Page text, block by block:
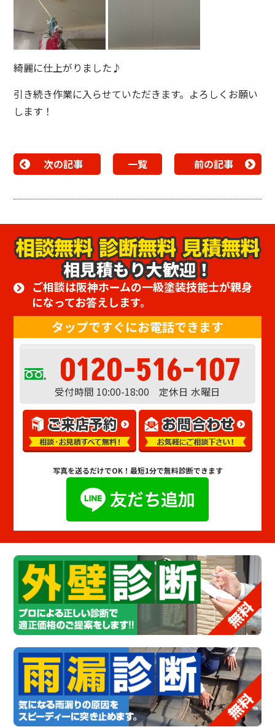
綺麗に仕上がりました♪
引き続き作業に入らせていただきます。よろしくお願い
します！
次の記事 一覧 前の記事
相見積もり大歓迎！
ご相談は阪神ホームの一級塗装技能士が親身
になってお答えします。
タップですぐにお電話できます
0120-516-107
受付時間 10:00-18:00 定休日 水曜日
写真を送るだけでOK！ 最短1分で無料診断できます